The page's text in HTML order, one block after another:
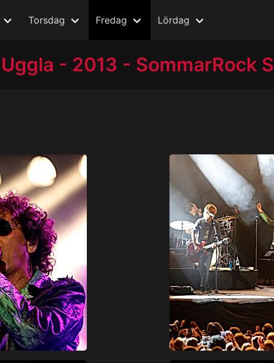
Torsdag Fredag Lördag
- 2013 - SommarRock